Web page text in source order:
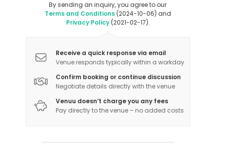
By sending an inquiry, you agree to our
Terms and Conditions(2024-10-06) and
Privacy Policy(2021-02-17).
Receive a quick response via email
Venue responds typically within a workday
Confirm booking or continue discussion
Negotiate details directly with the venue
Venuu doesn’t charge you any fees
Pay directly to the venue – no added costs